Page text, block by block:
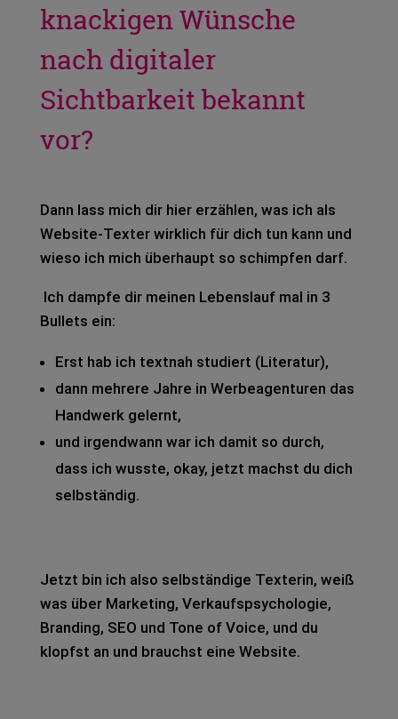
knackigen Wünsche
nach digitaler
Sichtbarkeit bekannt
vor?
Dann lass mich dir hier erzäh­len, was ich als
Web­site-Tex­ter wirk­lich für dich tun kann und
wieso ich mich über­haupt so schimp­fen darf.
Ich damp­fe dir mei­nen Lebens­lauf mal in 3
Bul­lets ein:
Erst hab ich text­nah stu­diert (Lite­ra­tur),
dann meh­re­re Jahre in Wer­be­agen­tu­ren das
Hand­werk gelernt,
und irgend­wann war ich damit so durch,
dass ich wuss­te, okay, jetzt machst du dich
selb­stän­dig.
Jetzt bin ich also selb­stän­di­ge Tex­te­rin, weiß
was über Mar­ke­ting, Ver­kaufs­psy­cho­lo­gie,
Bran­ding, SEO und Tone of Voice, und du
klopfst an und brauchst eine Web­site.